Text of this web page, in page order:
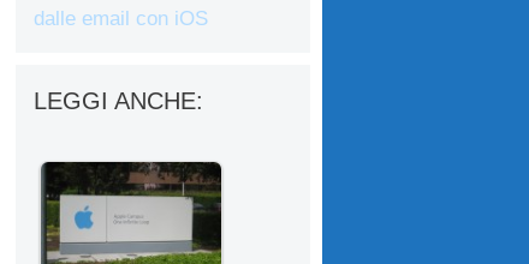
dalle email con iOS
LEGGI ANCHE: